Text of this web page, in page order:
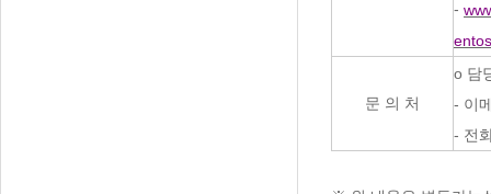
-
문 의 처
o 담
- 이
- 전